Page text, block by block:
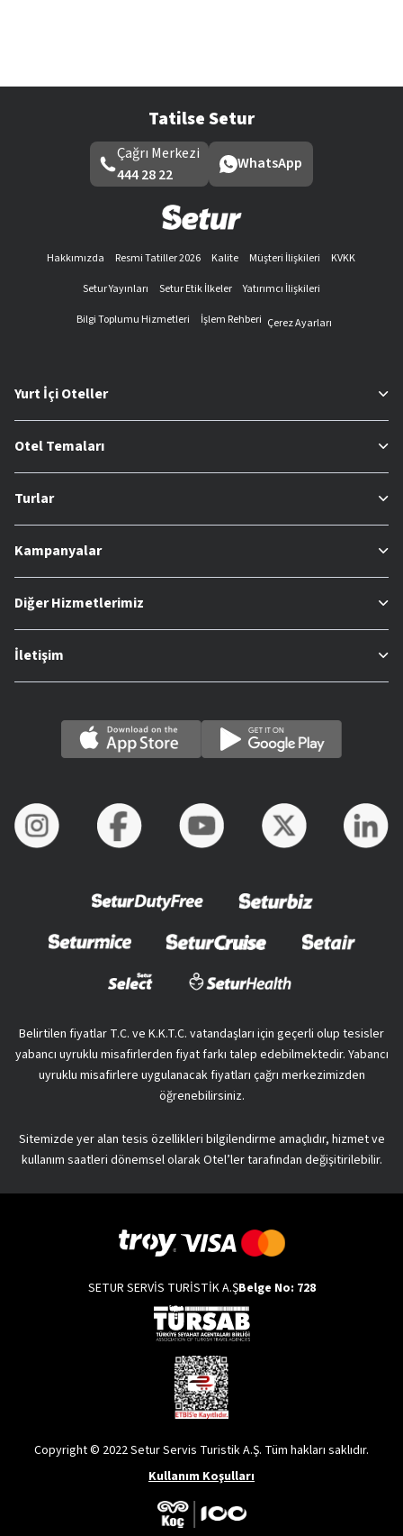
Tatilse Setur
Çağrı Merkezi
444 28 22
WhatsApp
Hakkımızda Resmi Tatiller 2026 Kalite Müşteri İlişkileri
KVKK
Setur Yayınları
Setur Etik İlkeler
Yatırımcı İlişkileri
Bilgi Toplumu Hizmetleri
İşlem Rehberi Çerez Ayarları
Yurt İçi Oteller
Otel Temaları
Turlar
Kampanyalar
Diğer Hizmetlerimiz
İletişim
Belirtilen fiyatlar T.C. ve K.K.T.C. vatandaşları için geçerli olup tesisler
yabancı uyruklu misafirlerden fiyat farkı talep edebilmektedir. Yabancı
uyruklu misafirlere uygulanacak fiyatları çağrı merkezimizden
öğrenebilirsiniz.
Sitemizde yer alan tesis özellikleri bilgilendirme amaçlıdır, hizmet ve
kullanım saatleri dönemsel olarak Otel’ler tarafından değişitirilebilir.
SETUR SERVİS TURİSTİK A.ŞBelge No: 728
Copyright © 2022 Setur Servis Turistik A.Ş. Tüm hakları saklıdır.
Kullanım Koşulları